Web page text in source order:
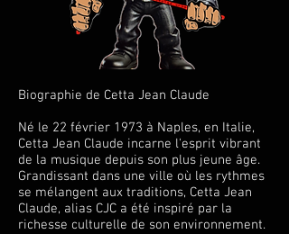
Biographie de Cetta Jean Claude
Né le 22 février 1973 à Naples, en Italie,
Cetta Jean Claude incarne l'esprit vibrant
de la musique depuis son plus jeune âge.
Grandissant dans une ville où les rythmes
se mélangent aux traditions, Cetta Jean
Claude, alias CJC a été inspiré par la
richesse culturelle de son environnement.